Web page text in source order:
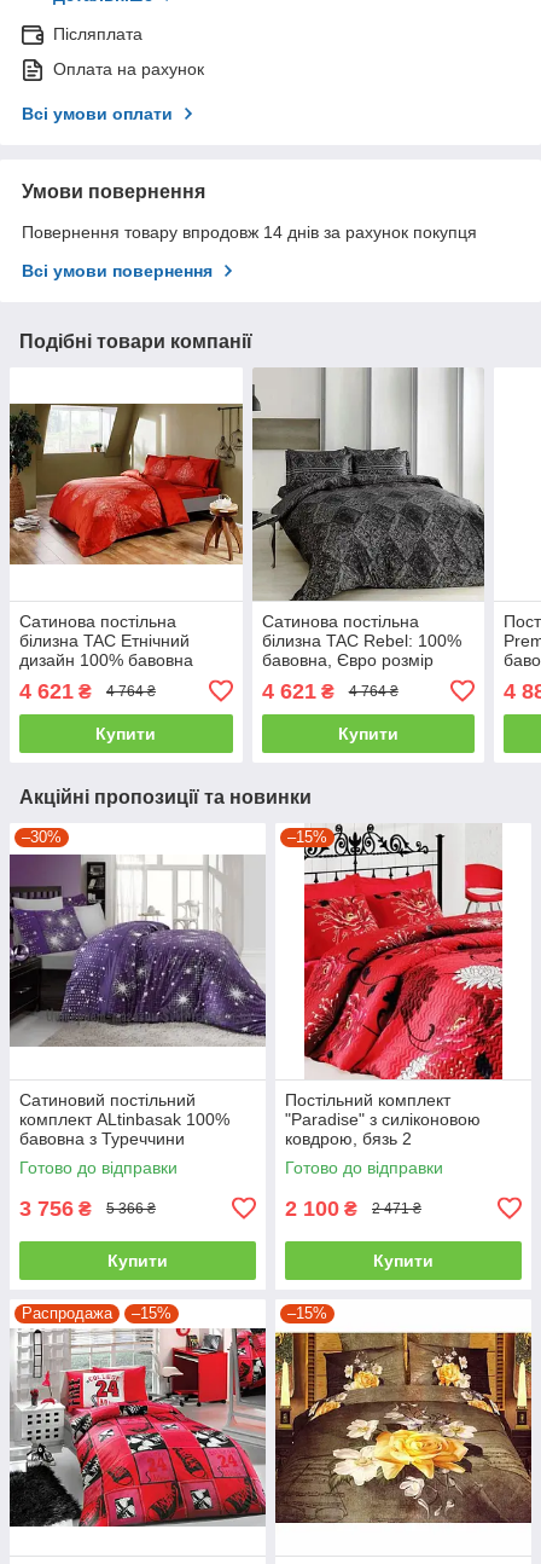
Післяплата
Оплата на рахунок
Всі умови оплати
Умови повернення
Повернення товару впродовж 14 днів за рахунок покупця
Всі умови повернення
Подібні товари компанії
Сатинова постільна
білизна TAC Етнічний
дизайн 100% бавовна
4 621 ₴ 4 764 ₴
Купити
Сатинова постільна
білизна TAC Rebel: 100%
бавовна, Євро розмір
4 621₴ 4 764 ₴
Купити
4
Акційні пропозиції та новинки
–30%
Сатиновий постільний
комплект ALtinbasak 100%
бавовна з Туреччини
двоспальний - євро
Готово до відправки
3 756 ₴ 5 366 ₴
Купити
–15%
Постільний комплект
"Paradise" з силіконовою
ковдрою, бязь 2
Готово до відправки
2 100 ₴ 2 471 ₴
Купити
Распродажа –15% –15%